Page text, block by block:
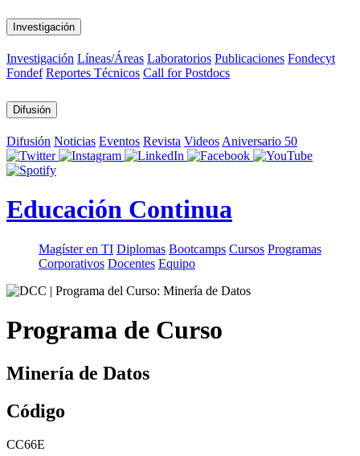
Investigación
Investigación Líneas/Áreas Laboratorios Publicaciones Fondecyt
Fondef Reportes Técnicos Call for Postdocs
Difusión
Difusión Noticias Eventos Revista Videos Aniversario 50
Educación Continua
Magíster en TI Diplomas Bootcamps Cursos Programas
Corporativos Docentes Equipo
Programa de Curso
Minería de Datos
Código
CC66E